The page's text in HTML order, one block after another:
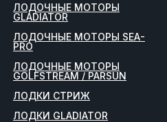
ЛОДОЧНЫЕ МОТОРЫ
GLADIATOR
ЛОДОЧНЫЕ МОТОРЫ SEA-
PRO
ЛОДОЧНЫЕ МОТОРЫ
GOLFSTREAM / PARSUN
ЛОДКИ СТРИЖ
ЛОДКИ GLADIATOR